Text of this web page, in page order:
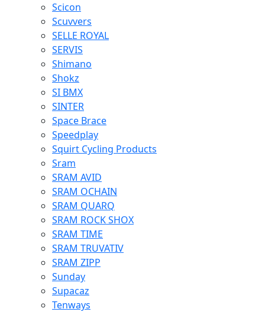
Scicon
Scuvvers
SELLE ROYAL
SERVIS
Shimano
Shokz
SI BMX
SINTER
Space Brace
Speedplay
Squirt Cycling Products
Sram
SRAM AVID
SRAM OCHAIN
SRAM QUARQ
SRAM ROCK SHOX
SRAM TIME
SRAM TRUVATIV
SRAM ZIPP
Sunday
Supacaz
Tenways